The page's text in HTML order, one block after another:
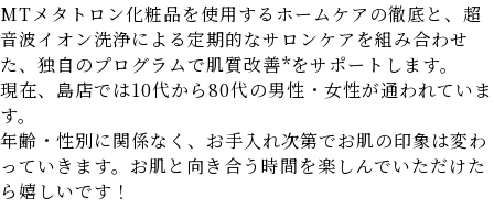
MTメタトロン化粧品を使用するホームケアの徹底と、超
音波イオン洗浄による定期的なサロンケアを組み合わせ
た、独自のプログラムで肌質改善*をサポートします。
現在、島店では10代から80代の男性・女性が通われていま
す。
年齢・性別に関係なく、お手入れ次第でお肌の印象は変わ
っていきます。お肌と向き合う時間を楽しんでいただけた
ら嬉しいです！